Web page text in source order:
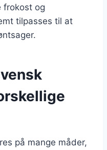
frokost og
tilpasses til at
på mange måder,